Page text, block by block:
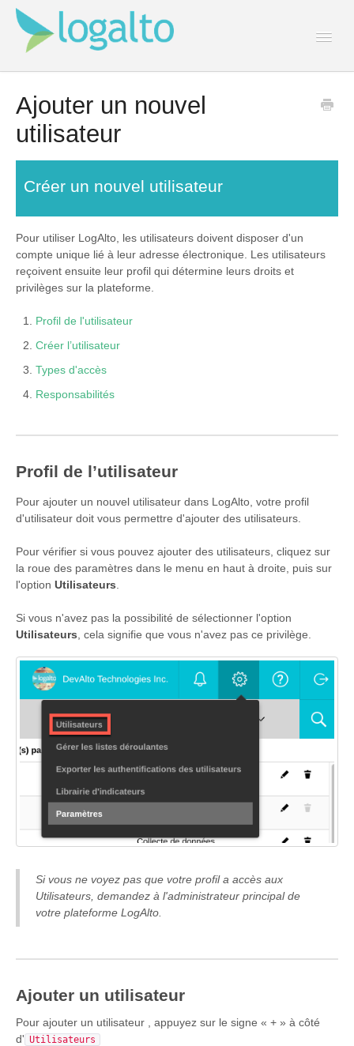
Ajouter un nouvel
utilisateur
Créer un nouvel utilisateur
Pour utiliser LogAlto, les utilisateurs doivent disposer d'un
compte unique lié à leur adresse électronique. Les utilisateurs
reçoivent ensuite leur profil qui détermine leurs droits et
privilèges sur la plateforme.
Profil de l'utilisateur
Créer l’utilisateur
Types d'accès
Responsabilités
Profil de l’utilisateur
Pour ajouter un nouvel utilisateur dans LogAlto, votre profil
d'utilisateur doit vous permettre d'ajouter des utilisateurs.
Pour vérifier si vous pouvez ajouter des utilisateurs, cliquez sur
la roue des paramètres dans le menu en haut à droite, puis sur
l'option Utilisateurs
Si vous n'avez pas la possibilité de sélectionner l'option
Utilisateurs , cela signifie que vous n'avez pas ce privilège.
Si vous ne voyez pas que votre profil a accès aux
Utilisateurs, demandez à l'administrateur principal de
votre plateforme LogAlto
Ajouter un utilisateur
Pour ajouter un utilisateur , appuyez sur le signe « + » à côté
d' Utilisateurs